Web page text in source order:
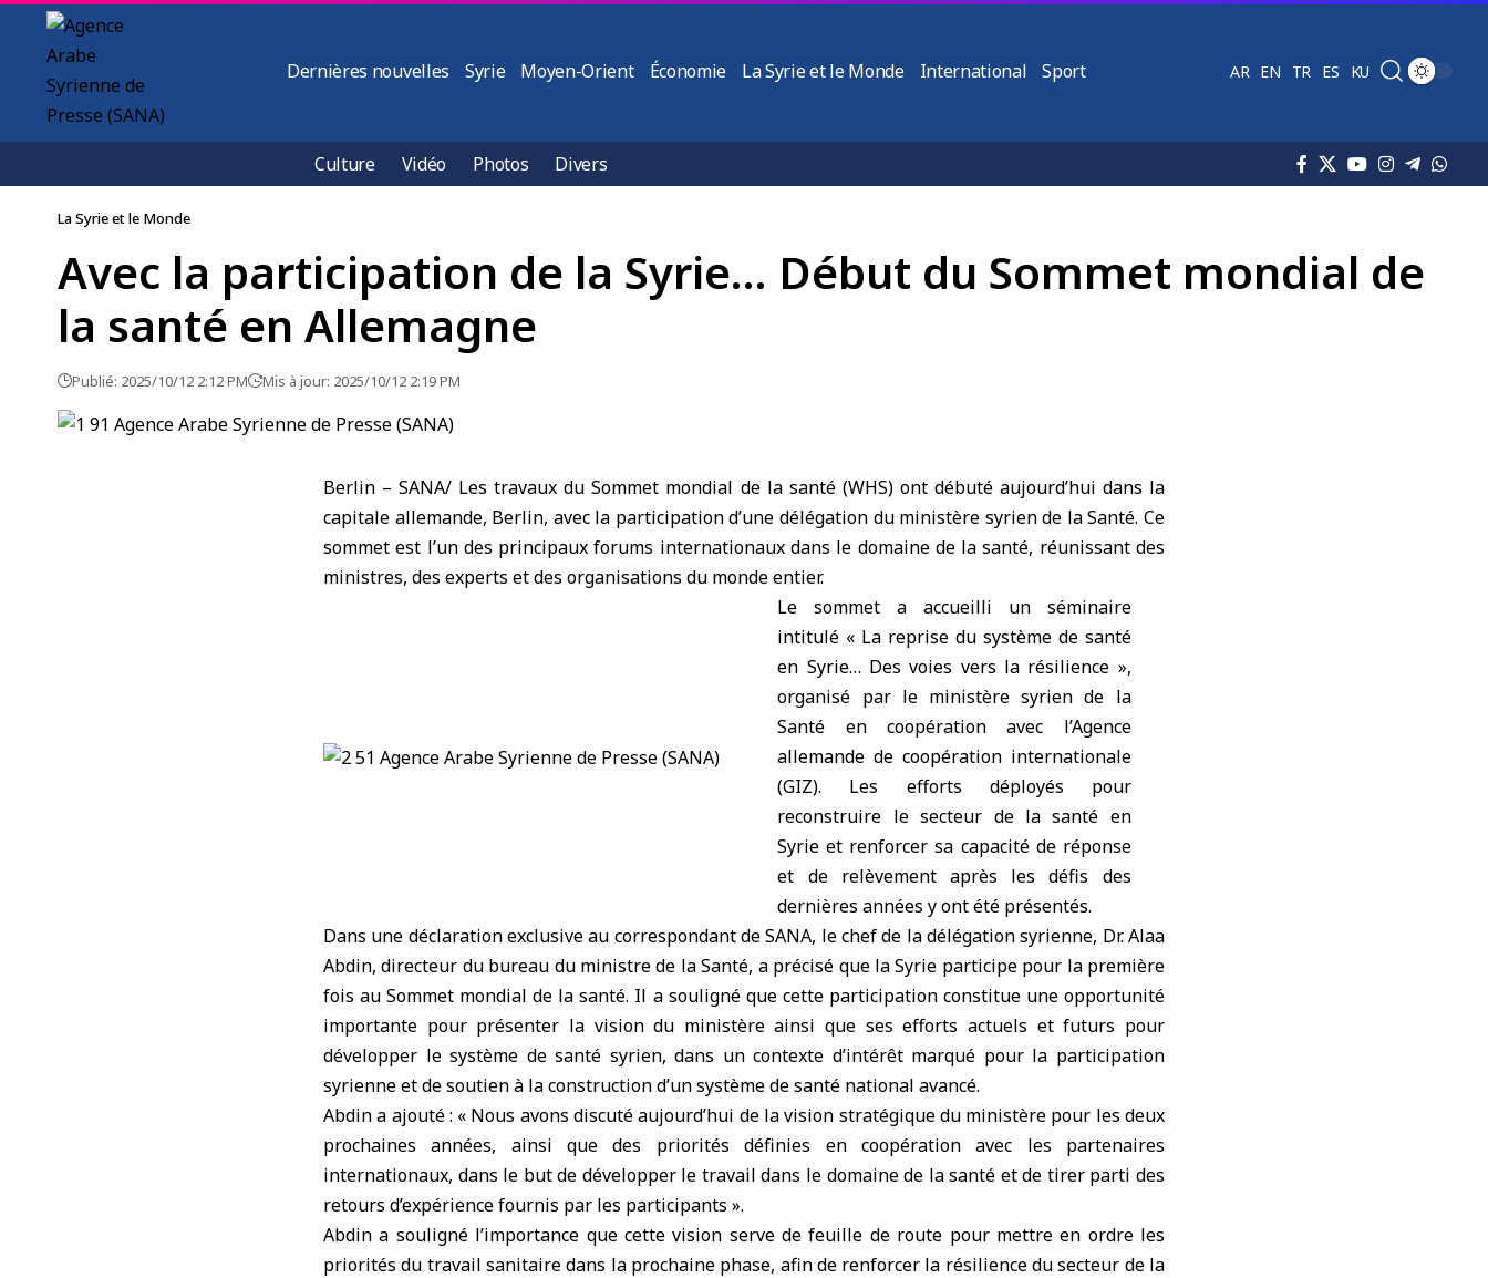
Dernières nouvelles Syrie Moyen-Orient Économie La Syrie et le Monde International Sport AR EN TR ES KU
Culture Vidéo Photos Divers
La Syrie et le Monde
Avec la participation de la Syrie… Début du Sommet mondial de
la santé en Allemagne
Publié: 2025/10/12 2:12 PM Mis à jour: 2025/10/12 2:19 PM
Berlin – SANA/ Les travaux duSommet mondial de la santé(WHS) ont débuté aujourd’hui dans la
capitale allemande, Berlin, avec la participation d’une délégation du ministère syrien de la Santé. Ce
sommet est l’un des principaux forums internationaux dans le domaine de la santé, réunissant des
ministres, des experts et des organisations du monde entier.
Le sommet a accueilli un séminaire
intitulé « La reprise du système de santé
en Syrie… Des voies vers la résilience »,
organisé par le ministère syrien de la
Santé en coopération avec l’Agence
allemande de coopération internationale
(GIZ). Les efforts déployés pour
reconstruire le secteur de la santé en
Syrie et renforcer sa capacité de réponse
et de relèvement après les défis des
dernières années y ont été présentés.
Dans une déclaration exclusive au correspondant de SANA, le chef de la délégation syrienne, Dr. Alaa
Abdin, directeur du bureau du ministre de la Santé, a précisé que la Syrie participe pour la première
fois au Sommet mondial de la santé. Il a souligné que cette participation constitue une opportunité
importante pour présenter la vision du ministère ainsi que ses efforts actuels et futurs pour
développer le système de santé syrien, dans un contexte d’intérêt marqué pour la participation
syrienne et de soutien à la construction d’un système de santé national avancé.
Abdin a ajouté : « Nous avons discuté aujourd’hui de la vision stratégique du ministère pour les deux
prochaines années, ainsi que des priorités définies en coopération avec les partenaires
internationaux, dans le but de développer le travail dans le domaine de la santé et de tirer parti des
retours d’expérience fournis par les participants ».
Abdin a souligné l’importance que cette vision serve de feuille de route pour mettre en ordre les
priorités du travail sanitaire dans la prochaine phase, afin de renforcer la résilience du secteur de la